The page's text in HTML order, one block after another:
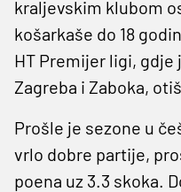
kraljevskim klubom
košarkaše do 18
HT Premijer ligi, gdje
Zagreba i Zaboka,
Prošle je sezone u
vrlo dobre partije,
poena uz 3.3 skoka.